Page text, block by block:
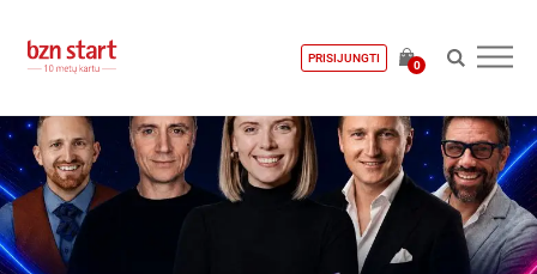
PRISIJUNGTI
0